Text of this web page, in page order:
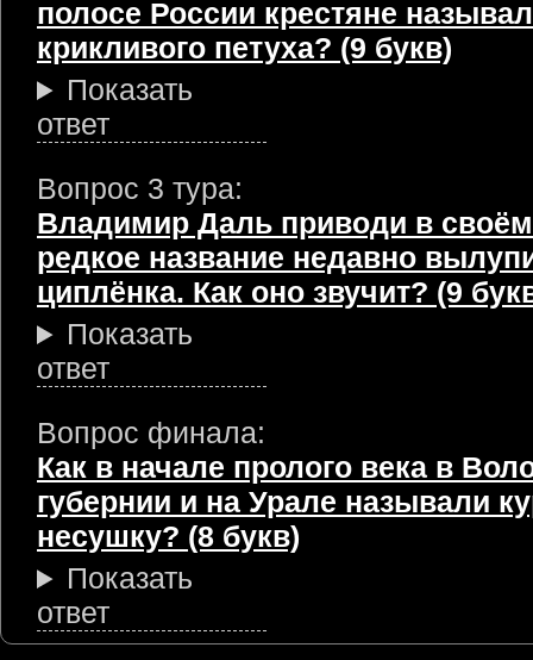
полосе России крестяне
крикливого петуха? (9 букв)
Показать
ответ
Вопрос 3 тура:
Владимир Даль приводи в
редкое название недавно
циплёнка. Как оно звучит? (9
Показать
ответ
Вопрос финала:
Как в начале пролого века в
губернии и на Урале называли
несушку? (8 букв)
Показать
ответ